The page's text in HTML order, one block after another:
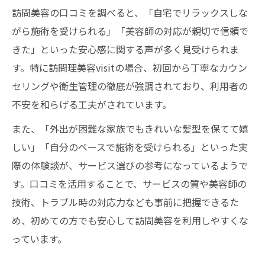
訪問美容の口コミを調べると、「自宅でリラックスしな
がら施術を受けられる」「美容師の対応が親切で信頼で
きた」といった安心感に関する声が多く見受けられま
す。特に訪問理美容visitの場合、初回から丁寧なカウン
セリングや衛生管理の徹底が強調されており、利用者の
不安を和らげる工夫がされています。
また、「外出が困難な家族でもきれいな髪型を保てて嬉
しい」「自分のペースで施術を受けられる」といった実
際の体験談が、サービス選びの参考になっているようで
す。口コミを活用することで、サービスの質や美容師の
技術、トラブル時の対応力なども事前に把握できるた
め、初めての方でも安心して訪問美容を利用しやすくな
っています。